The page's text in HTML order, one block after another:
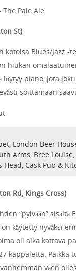
The Pale Ale
St)
kotoisa Blues/Jazz -
hiukan
löytyy piano, jota
soittamaan
London Beer
Arms, Bree Louise,
Head, Cask Pub &
Rd, Kings Cross)
“pylvään” sisältä
on käytetty hyväksi
oli aika kattava
kappaletta. Paikka
väen